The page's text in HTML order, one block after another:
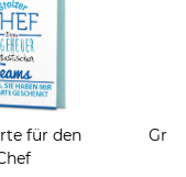
für den